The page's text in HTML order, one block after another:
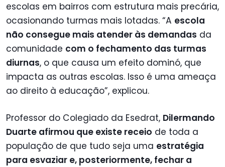
escolas em bairros com estrutura mais precária,
ocasionando turmas mais lotadas. “A escola
não consegue mais atender às demandas da
comunidade com o fechamento das turmas
diurnas, o que causa um efeito dominó, que
impacta as outras escolas. Isso é uma ameaça
ao direito à educação”, explicou.
Professor do Colegiado da Esedrat, Dilermando
Duarte afirmou que existe receio de toda a
população de que tudo seja uma estratégia
para esvaziar e, posteriormente, fechar a